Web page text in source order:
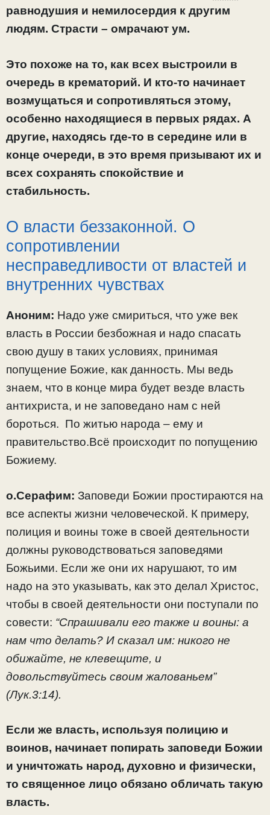
равнодушия и немилосердия к другим
людям. Страсти – омрачают ум.
Это похоже на то, как всех выстроили в
очередь в крематорий. И кто-то начинает
возмущаться и сопротивляться этому,
особенно находящиеся в первых рядах. А
другие, находясь где-то в середине или в
конце очереди, в это время призывают их и
всех сохранять спокойствие и
стабильность.
О власти беззаконной. О
сопротивлении
несправедливости от властей и
внутренних чувствах
Аноним: Надо уже смириться, что уже век
власть в России безбожная и надо спасать
свою душу в таких условиях, принимая
попущение Божие, как данность. Мы ведь
знаем, что в конце мира будет везде власть
антихриста, и не заповедано нам с ней
бороться. По житью народа – ему и
правительство.Всё происходит по попущению
Божиему.
о.Серафим: Заповеди Божии простираются на
все аспекты жизни человеческой. К примеру,
полиция и воины тоже в своей деятельности
должны руководствоваться заповедями
Божьими. Если же они их нарушают, то им
надо на это указывать, как это делал Христос,
чтобы в своей деятельности они поступали по
совести: “Спрашивали его также и воины: а
нам что делать? И сказал им: никого не
обижайте, не клевещите, и
довольствуйтесь своим жалованьем”
(Лук.3:14).
Если же власть, используя полицию и
воинов, начинает попирать заповеди Божии
и уничтожать народ, духовно и физически,
то священное лицо обязано обличать такую
власть.